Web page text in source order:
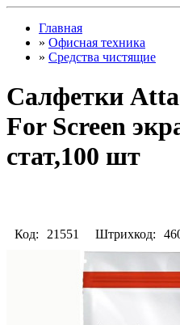
Главная
» Офисная техника
» Средства чистящие
Салфетки
For Screen
стат,100 шт
Код: 21551 Штрихкод: